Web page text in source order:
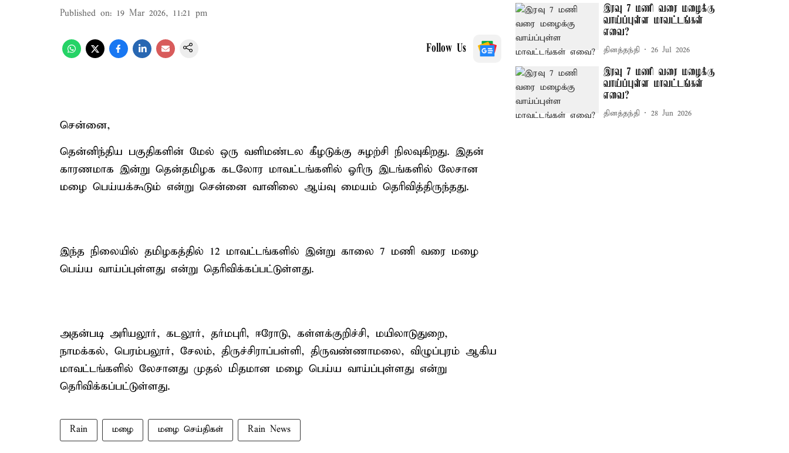
Published on: 19 Mar 2026, 11:21 pm
Follow Us
சென்னை,
தென்னிந்திய பகுதிகளின் மேல் ஒரு வளிமண்டல கீழடுக்கு சுழற்சி நிலவுகிறது. இதன்
காரணமாக இன்று தென்தமிழக கடலோர மாவட்டங்களில் ஓரிரு இடங்களில் லேசான
மழை பெய்யக்கூடும் என்று சென்னை வானிலை ஆய்வு மையம் தெரிவித்திருந்தது.
இந்த நிலையில் தமிழகத்தில் 12 மாவட்டங்களில் இன்று காலை 7 மணி வரை மழை
பெய்ய வாய்ப்புள்ளது என்று தெரிவிக்கப்பட்டுள்ளது.
அதன்படி அரியலூர், கடலூர், தர்மபுரி, ஈரோடு, கள்ளக்குறிச்சி, மயிலாடுதுறை,
நாமக்கல், பெரம்பலூர், சேலம், திருச்சிராப்பள்ளி, திருவண்ணாமலை, விழுப்புரம் ஆகிய
மாவட்டங்களில் லேசானது முதல் மிதமான மழை பெய்ய வாய்ப்புள்ளது என்று
தெரிவிக்கப்பட்டுள்ளது.
Rain மழை மழை செய்திகள் Rain News
இரவு 7 மணி வரை மழைக்கு
வாய்ப்புள்ள மாவட்டங்கள்
எவை?
தினத்தந்தி 26 Jul 2026
இரவு 7 மணி வரை மழைக்கு
வாய்ப்புள்ள மாவட்டங்கள்
எவை?
தினத்தந்தி 28 Jun 2026